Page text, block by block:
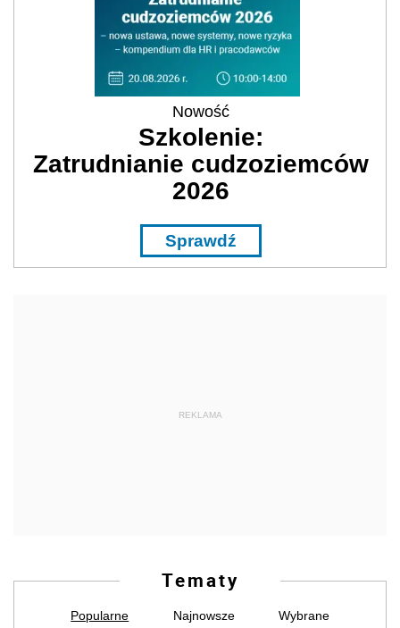
Nowość
Szkolenie:
Zatrudnianie cudzoziemców
2026
Sprawdź
REKLAMA
Tematy
Popularne Najnowsze Wybrane